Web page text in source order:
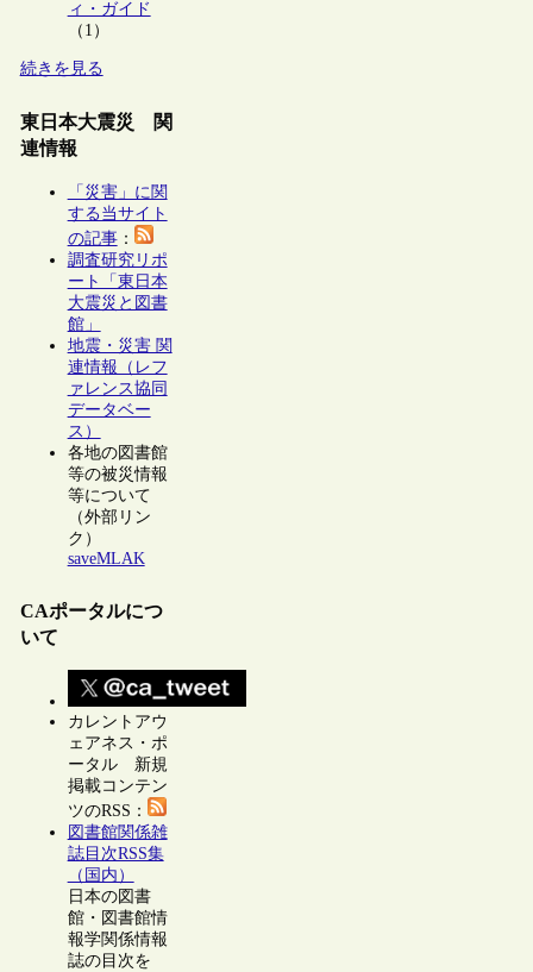
ィ・ガイド
（1）
続きを見る
東日本大震災 関
連情報
「災害」に関
する当サイト
の記事：
調査研究リポ
ート「東日本
大震災と図書
館」
地震・災害 関
連情報（レフ
ァレンス協同
データベー
ス）
各地の図書館
等の被災情報
等について
（外部リン
ク）
saveMLAK
CAポータルにつ
いて
カレントアウ
ェアネス・ポ
ータル 新規
掲載コンテン
ツのRSS：
図書館関係雑
誌目次RSS集
（国内）
日本の図書
館・図書館情
報学関係情報
誌の目次を